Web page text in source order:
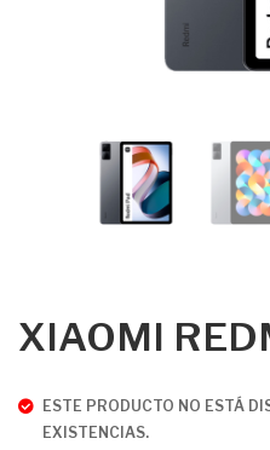
XIAOMI
ESTE PRODUCTO NO ESTÁ
EXISTENCIAS.